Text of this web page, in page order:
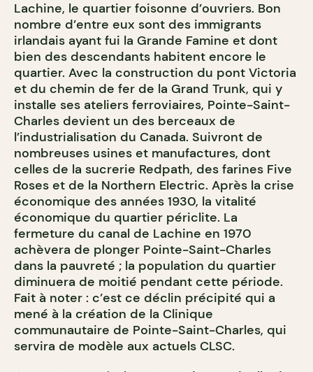
Lachine, le quartier foisonne d’ouvriers. Bon
nombre d’entre eux sont des immigrants
irlandais ayant fui la Grande Famine et dont
bien des descendants habitent encore le
quartier. Avec la construction du pont Victoria
et du chemin de fer de la Grand Trunk, qui y
installe ses ateliers ferroviaires, Pointe-Saint-
Charles devient un des berceaux de
l’industrialisation du Canada. Suivront de
nombreuses usines et manufactures, dont
celles de la sucrerie Redpath, des farines Five
Roses et de la Northern Electric. Après la crise
économique des années 1930, la vitalité
économique du quartier périclite. La
fermeture du canal de Lachine en 1970
achèvera de plonger Pointe-Saint-Charles
dans la pauvreté ; la population du quartier
diminuera de moitié pendant cette période.
Fait à noter : c’est ce déclin précipité qui a
mené à la création de la Clinique
communautaire de Pointe-Saint-Charles, qui
servira de modèle aux actuels CLSC.